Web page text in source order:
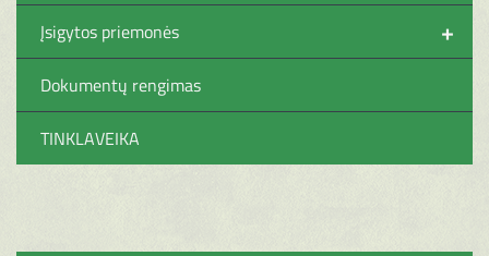
+
Įsigytos priemonės
Dokumentų rengimas
TINKLAVEIKA